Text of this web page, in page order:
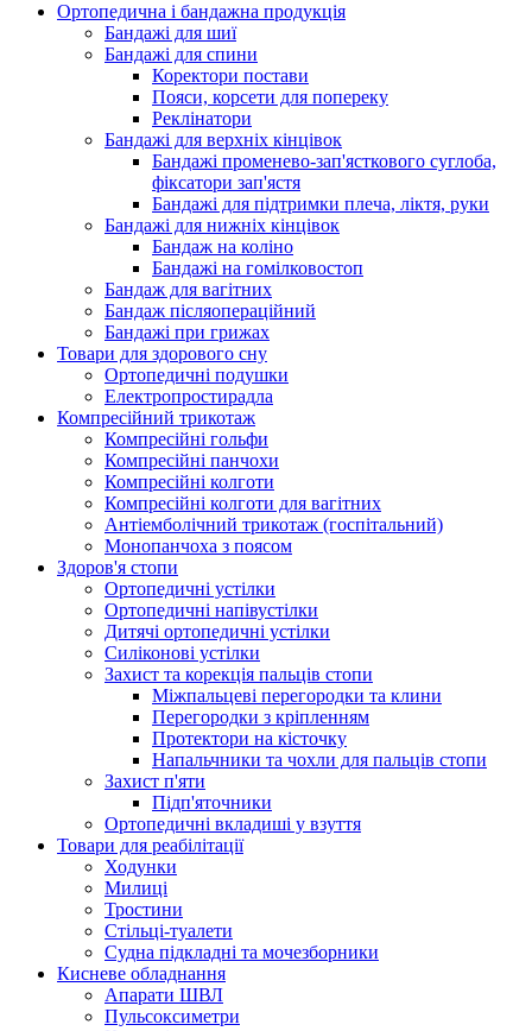
Ортопедична і бандажна продукція
Бандажі для шиї
Бандажі для спини
Коректори постави
Пояси, корсети для попереку
Реклінатори
Бандажі для верхніх кінцівок
Бандажі променево-зап'ясткового суглоба,
фіксатори зап'ястя
Бандажі для підтримки плеча, ліктя, руки
Бандажі для нижніх кінцівок
Бандаж на коліно
Бандажі на гомілковостоп
Бандаж для вагітних
Бандаж післяопераційний
Бандажі при грижах
Товари для здорового сну
Ортопедичні подушки
Електропростирадла
Компресійний трикотаж
Компресійні гольфи
Компресійні панчохи
Компресійні колготи
Компресійні колготи для вагітних
Антіемболічний трикотаж (госпітальний)
Монопанчоха з поясом
Здоров'я стопи
Ортопедичні устілки
Ортопедичні напівустілки
Дитячі ортопедичні устілки
Силіконові устілки
Захист та корекція пальців стопи
Міжпальцеві перегородки та клини
Перегородки з кріпленням
Протектори на кісточку
Напальчники та чохли для пальців стопи
Захист п'яти
Підп'яточники
Ортопедичні вкладиші у взуття
Товари для реабілітації
Ходунки
Милиці
Тростини
Стільці-туалети
Судна підкладні та мочезборники
Кисневе обладнання
Апарати ШВЛ
Пульсоксиметри